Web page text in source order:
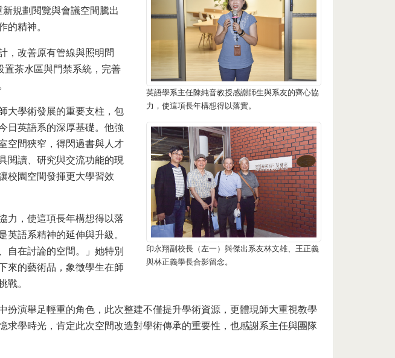
英語學系主任陳純音教授感謝師生與系友的齊心協
力，使這項長年構想得以落實。
印永翔副校長（左一）與傑出系友林文雄、王正義
與林正義學長合影留念。
規劃閱覽與會議空間騰出
的精神。
，改善原有管線與照明問
置茶水區與門禁系統，完善
大學術發展的重要支柱，包
日英語系的深厚基礎。他強
空間狹窄，得閃過書與人才
閱讀、研究與交流功能的現
校園空間發揮更大學習效
力，使這項長年構想得以落
英語系精神的延伸與升級。
自在討論的空間。」她特別
來的藝術品，象徵學生在師
戰。
扮演舉足輕重的角色，此次整建不僅提升學術資源，更體現師大重視教學
求學時光，肯定此次空間改造對學術傳承的重要性，也感謝系主任與團隊